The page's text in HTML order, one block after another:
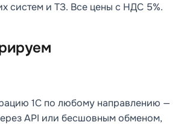
систем и ТЗ. Все цены с НДС 5%.
1С по любому направлению —
API или бесшовным обменом,